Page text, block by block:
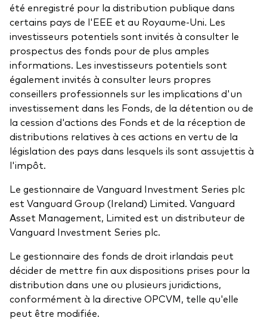
été enregistré pour la distribution publique dans
certains pays de l'EEE et au Royaume-Uni. Les
investisseurs potentiels sont invités à consulter le
prospectus des fonds pour de plus amples
informations. Les investisseurs potentiels sont
également invités à consulter leurs propres
conseillers professionnels sur les implications d'un
investissement dans les Fonds, de la détention ou de
la cession d'actions des Fonds et de la réception de
distributions relatives à ces actions en vertu de la
législation des pays dans lesquels ils sont assujettis à
l'impôt.
Le gestionnaire de Vanguard Investment Series plc
est Vanguard Group (Ireland) Limited. Vanguard
Asset Management, Limited est un distributeur de
Vanguard Investment Series plc.
Le gestionnaire des fonds de droit irlandais peut
décider de mettre fin aux dispositions prises pour la
distribution dans une ou plusieurs juridictions,
conformément à la directive OPCVM, telle qu'elle
peut être modifiée.